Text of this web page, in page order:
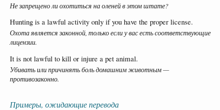
Не запрещено ли охотиться на оленей в этом штате?
Hunting is a lawful activity only if you have the proper license.
Охота является законной, только если у вас есть соответствующие
лицензии.
It is not lawful to kill or injure a pet animal.
Убивать или причинять боль домашним животным —
противозаконно.
Примеры, ожидающие перевода